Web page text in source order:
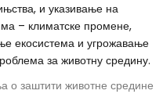
и указивање на
– климатске промене,
екосистема и угрожавање
за животну средину.
о заштити животне средине